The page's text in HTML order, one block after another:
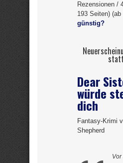
Rezensionen /
193 Seiten) (ab
günstig?
Dear
würde
dich
Fantasy-Krimi
Shepherd
Vor